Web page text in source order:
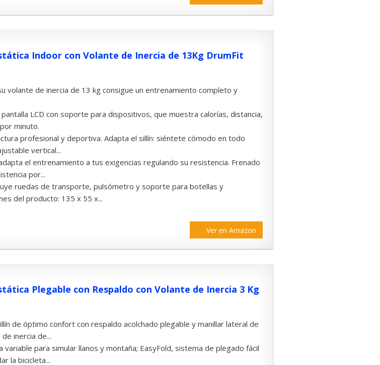
Indoor con Volante de Inercia de 13Kg DrumFit
volante de inercia de 13 kg consigue un entrenamiento completo y
pantalla LCD con soporte para dispositivos, que muestra calorías, distancia,
minuto.
profesional y deportiva. Adapta el sillín: siéntete cómodo en todo
vertical...
el entrenamiento a tus exigencias regulando su resistencia. Frenado
por...
ruedas de transporte, pulsómetro y soporte para botellas y
del producto: 135 x 55 x...
Ver en Amazon
Plegable con Respaldo con Volante de Inercia 3 Kg
de óptimo confort con respaldo acolchado plegable y manillar lateral de
inercia de...
variable para simular llanos y montaña; EasyFold, sistema de plegado fácil
la bicicleta...